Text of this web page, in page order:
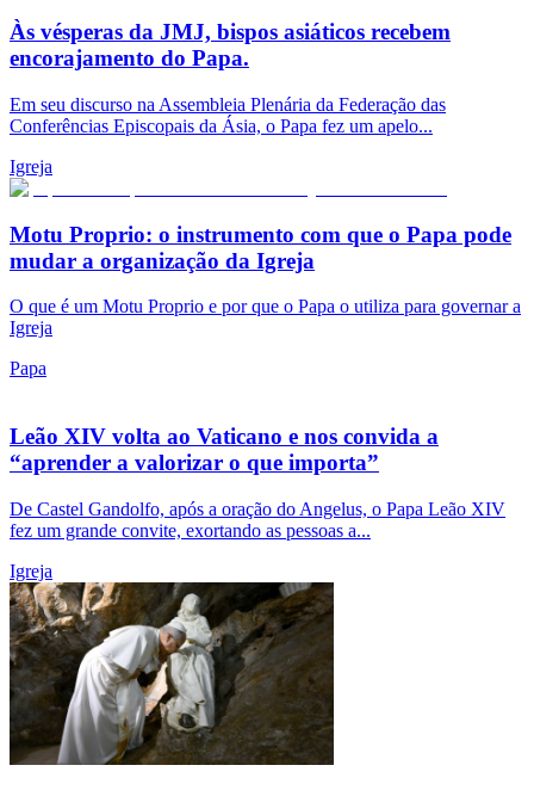
Às vésperas da JMJ, bispos asiáticos recebem
encorajamento do Papa.
Em seu discurso na Assembleia Plenária da Federação das
Conferências Episcopais da Ásia, o Papa fez um apelo...
Igreja
Motu Proprio: o instrumento com que o Papa pode
mudar a organização da Igreja
O que é um Motu Proprio e por que o Papa o utiliza para governar a
Igreja
Papa
Leão XIV volta ao Vaticano e nos convida a
“aprender a valorizar o que importa”
De Castel Gandolfo, após a oração do Angelus, o Papa Leão XIV
fez um grande convite, exortando as pessoas a...
Igreja